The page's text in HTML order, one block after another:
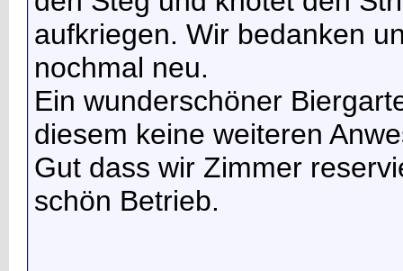
aufkriegen. Wir bedanken
nochmal neu.
Ein wunderschöner
diesem keine weiteren
Gut dass wir Zimmer
schön Betrieb.